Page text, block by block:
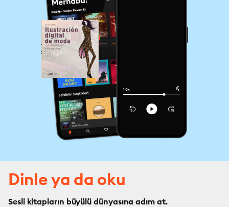
Dinle ya da oku
Sesli kitapların büyülü dünyasına adım at.